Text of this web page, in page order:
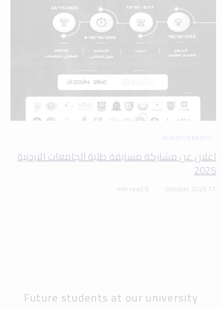
ADVERTISEMENTS
اعلان عن مشاركة مسابقة طلبة الجامعات الاردنية
2025
11 October 2025
0 min read
Future students at our university